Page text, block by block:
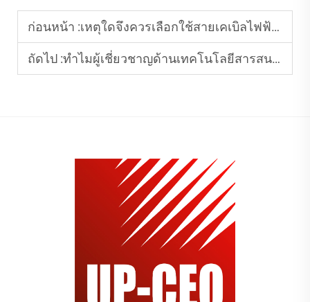
ก่อนหน้า :เหตุใดจึงควรเลือกใช้สายเคเบิลไฟฟ้าของเทียนไท่สำหรับโครงการพลังงานใหม่?
ถัดไป :ทำไมผู้เชี่ยวชาญด้านเทคโนโลยีสารสนเทศจึงนิยมใช้สายเคเบิล PDU แบบ C19 และ C20 ของบริษัท Tiantai Cable?